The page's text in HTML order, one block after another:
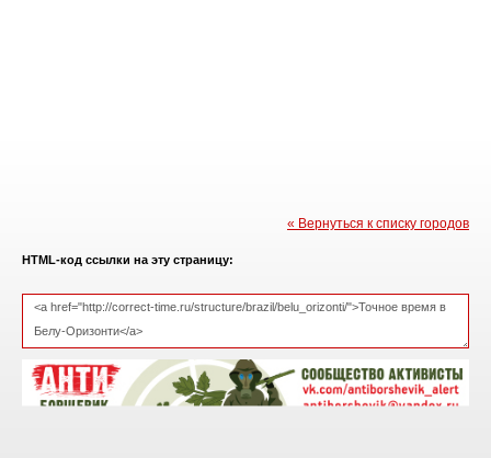
« Вернуться к списку городов
HTML-код ссылки на эту страницу: